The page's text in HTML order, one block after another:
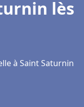
lès
à Saint Saturnin